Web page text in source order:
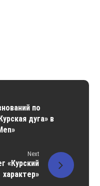
по
дуга» в
Next
«Курский
характер»